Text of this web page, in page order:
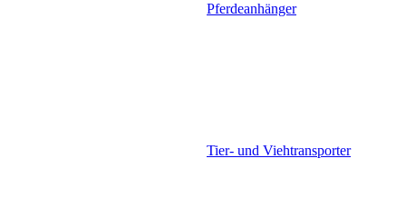
Pferdeanhänger
Tier- und Viehtransporter